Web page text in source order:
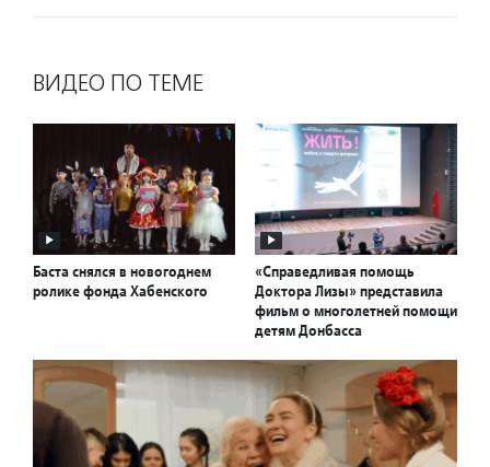
ВИДЕО ПО ТЕМЕ
Баста снялся в новогоднем
ролике фонда Хабенского
«Справедливая помощь
Доктора Лизы» представила
фильм о многолетней помощи
детям Донбасса